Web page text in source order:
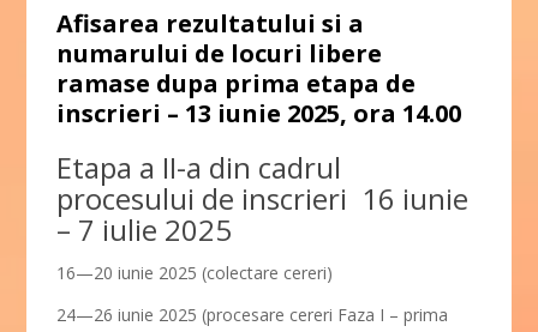
Afisarea rezultatului si a
numarului de locuri libere
ramase dupa prima etapa de
inscrieri – 13 iunie 2025, ora 14.00
Etapa a II-a din cadrul
procesului de inscrieri 16 iunie
– 7 iulie 2025
16—20 iunie 2025 (colectare cereri)
24—26 iunie 2025 (procesare cereri Faza I – prima